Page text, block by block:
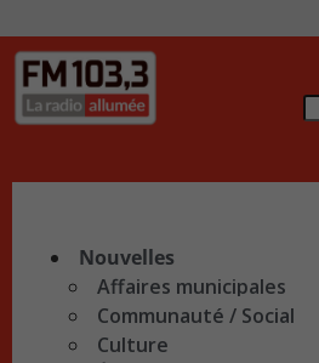
Nouvelles
Affaires municipales
Communauté / Social
Culture